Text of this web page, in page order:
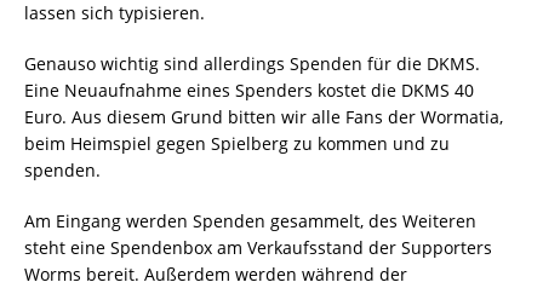
lassen sich typisieren.
Genauso wichtig sind allerdings Spenden für die DKMS.
Eine Neuaufnahme eines Spenders kostet die DKMS 40
Euro. Aus diesem Grund bitten wir alle Fans der Wormatia,
beim Heimspiel gegen Spielberg zu kommen und zu
spenden.
Am Eingang werden Spenden gesammelt, des Weiteren
steht eine Spendenbox am Verkaufsstand der Supporters
Worms bereit. Außerdem werden während der